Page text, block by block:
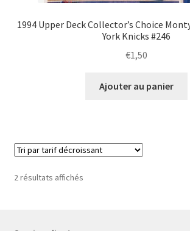
1994 Upper Deck Collector’s Choice
York Knicks #246
€1,50
Ajouter au panier
2 résultats affichésTrié